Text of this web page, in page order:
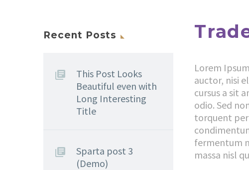
Lorem
auctor, nisi
cursus a sit
odio. Sed
torquent per
fermentum
massa nisl
Recent Posts
This Post Looks
Beautiful even with
Long Interesting
Title
Sparta post 3
(Demo)